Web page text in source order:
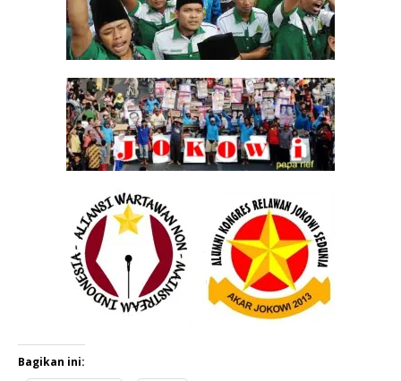
Bagikan ini: